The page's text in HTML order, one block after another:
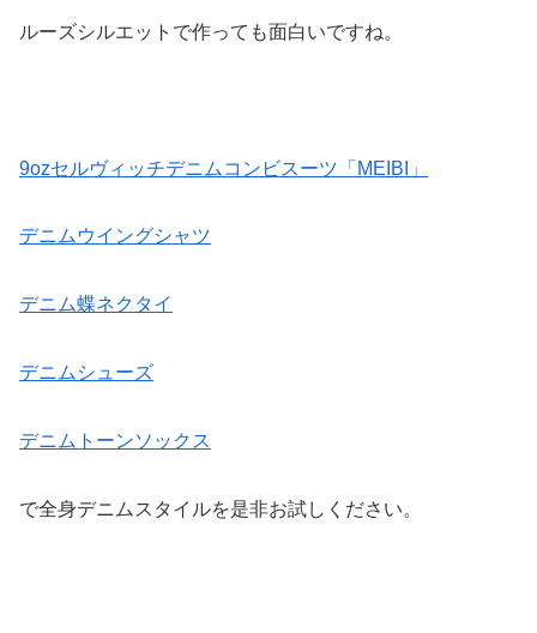
ルーズシルエットで作っても面白いですね。
9ozセルヴィッチデニムコンビスーツ「MEIBI」
デニムウイングシャツ
デニム蝶ネクタイ
デニムシューズ
デニムトーンソックス
で全身デニムスタイルを是非お試しください。